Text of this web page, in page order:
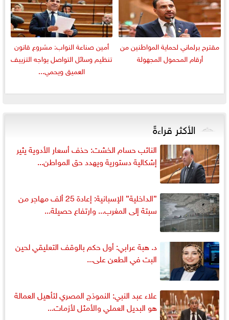
مقترح برلماني لحماية المواطنين من
أرقام المحمول المجهولة
أمين صناعة النواب: مشروع قانون
تنظيم وسائل التواصل يواجه التزييف
العميق ويحمي...
الأكثر قراءةً
النائب حسام الخشت: حذف أسعار الأدوية يثير
إشكالية دستورية ويهدد حق المواطن...
”الداخلية” الإسبانية: إعادة 25 ألف مهاجر من
سبتة إلى المغرب... وارتفاع حصيلة...
د. هبة عرابي: أول حكم بالوقف التعليقي لحين
البت في الطعن على...
علاء عبد النبي: النموذج المصري لتأهيل العمالة
هو البديل العملي والأمثل لأزمات...